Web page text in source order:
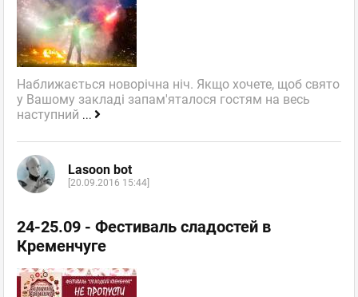
Наближається новорічна ніч. Якщо хочете, щоб свято
у Вашому закладі запам'яталося гостям на весь
наступний ...
Lasoon bot
[20.09.2016 15:44]
24-25.09 - Фестиваль сладостей в
Кременчуге